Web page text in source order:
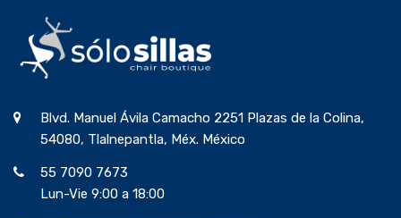
Blvd. Manuel Ávila Camacho 2251 Plazas de la Colina,
54080, Tlalnepantla, Méx. México
55 7090 7673
Lun-Vie 9:00 a 18:00